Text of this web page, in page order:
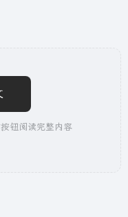
钮阅读完整内容